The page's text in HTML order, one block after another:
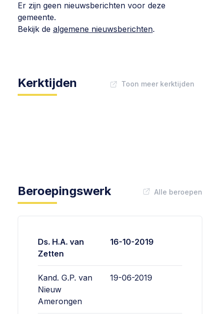
Er zijn geen nieuwsberichten voor deze
gemeente.
Bekijk de algemene nieuwsberichten.
Kerktijden Toon meer kerktijden
Beroepingswerk Alle beroepen
Ds. H.A. van
Zetten
16-10-2019
Kand. G.P. van
Nieuw
Amerongen
19-06-2019